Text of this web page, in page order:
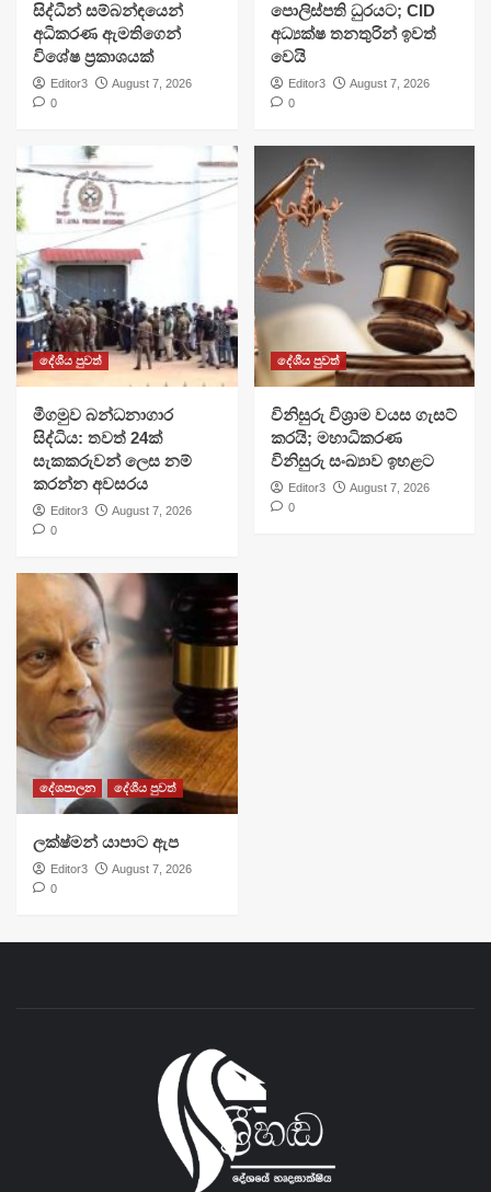
සිද්ධීන් සම්බන්ඳයෙන්
අධිකරණ ඇමතිගෙන්
විශේෂ ප්‍රකාශයක්
Editor3
August 7, 2026
0
පොලිස්පති ධුරයට; CID
අධ්‍යක්ෂ තනතුරින් ඉවත්
වෙයි
Editor3
August 7, 2026
0
දේශීය පුවත්
මීගමුව බන්ධනාගාර
සිද්ධිය: තවත් 24ක්
සැකකරුවන් ලෙස නම්
කරන්න අවසරය
Editor3
August 7, 2026
0
දේශීය පුවත්
විනිසුරු විශ්‍රාම වයස ගැසට්
කරයි; මහාධිකරණ
විනිසුරු සංඛ්‍යාව ඉහළට
Editor3
August 7, 2026
0
දේශපාලන දේශීය පුවත්
ලක්ෂ්මන් යාපාට ඇප
Editor3
August 7, 2026
0